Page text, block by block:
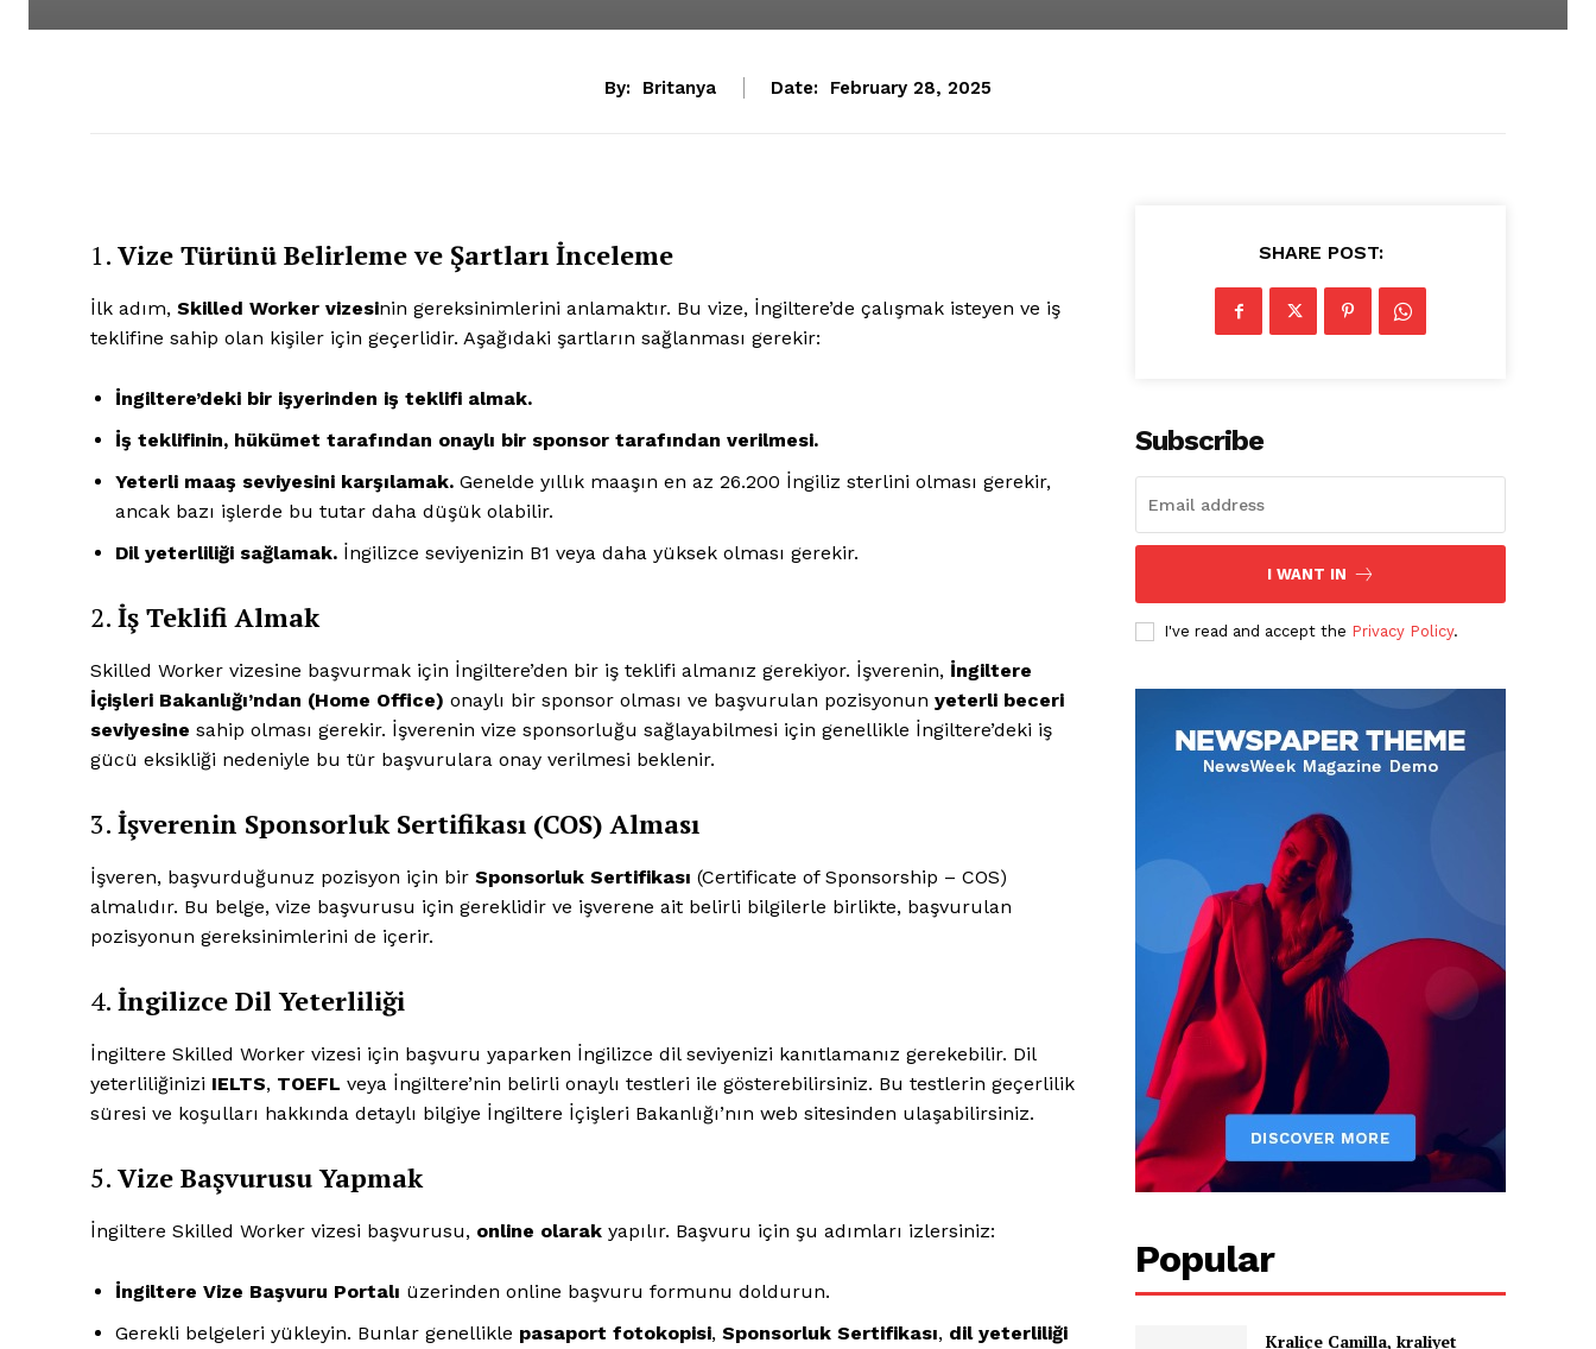
By: Britanya Date: February 28, 2025
1. Vize Türünü Belirleme ve Şartları İnceleme
İlk adım, Skilled Worker vizesinin gereksinimlerini anlamaktır. Bu vize, İngiltere’de çalışmak isteyen ve iş
teklifine sahip olan kişiler için geçerlidir. Aşağıdaki şartların sağlanması gerekir:
İngiltere’deki bir işyerinden iş teklifi almak.
İş teklifinin, hükümet tarafından onaylı bir sponsor tarafından verilmesi.
Yeterli maaş seviyesini karşılamak. Genelde yıllık maaşın en az 26.200 İngiliz sterlini olması gerekir,
ancak bazı işlerde bu tutar daha düşük olabilir.
Dil yeterliliği sağlamak. İngilizce seviyenizin B1 veya daha yüksek olması gerekir.
2. İş Teklifi Almak
Skilled Worker vizesine başvurmak için İngiltere’den bir iş teklifi almanız gerekiyor. İşverenin, İngiltere
İçişleri Bakanlığı’ndan (Home Office) onaylı bir sponsor olması ve başvurulan pozisyonun yeterli beceri
seviyesine sahip olması gerekir. İşverenin vize sponsorluğu sağlayabilmesi için genellikle İngiltere’deki iş
gücü eksikliği nedeniyle bu tür başvurulara onay verilmesi beklenir.
3. İşverenin Sponsorluk Sertifikası (COS) Alması
İşveren, başvurduğunuz pozisyon için bir Sponsorluk Sertifikası (Certificate of Sponsorship – COS)
almalıdır. Bu belge, vize başvurusu için gereklidir ve işverene ait belirli bilgilerle birlikte, başvurulan
pozisyonun gereksinimlerini de içerir.
4. İngilizce Dil Yeterliliği
İngiltere Skilled Worker vizesi için başvuru yaparken İngilizce dil seviyenizi kanıtlamanız gerekebilir. Dil
yeterliliğinizi IELTS, TOEFL veya İngiltere’nin belirli onaylı testleri ile gösterebilirsiniz. Bu testlerin geçerlilik
süresi ve koşulları hakkında detaylı bilgiye İngiltere İçişleri Bakanlığı’nın web sitesinden ulaşabilirsiniz.
5. Vize Başvurusu Yapmak
İngiltere Skilled Worker vizesi başvurusu, online olarak yapılır. Başvuru için şu adımları izlersiniz:
İngiltere Vize Başvuru Portalı üzerinden online başvuru formunu doldurun.
Gerekli belgeleri yükleyin. Bunlar genellikle pasaport fotokopisi, Sponsorluk Sertifikası, dil yeterliliği
SHARE POST:
Subscribe
I WANT IN
I've read and accept the Privacy Policy.
Popular
Kraliçe Camilla, kraliyet